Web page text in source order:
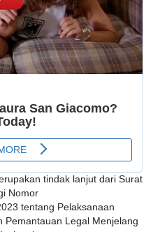
tindak lanjut dari Surat
Nomor
tentang Pelaksanaan
Pemantauan Legal Menjelang